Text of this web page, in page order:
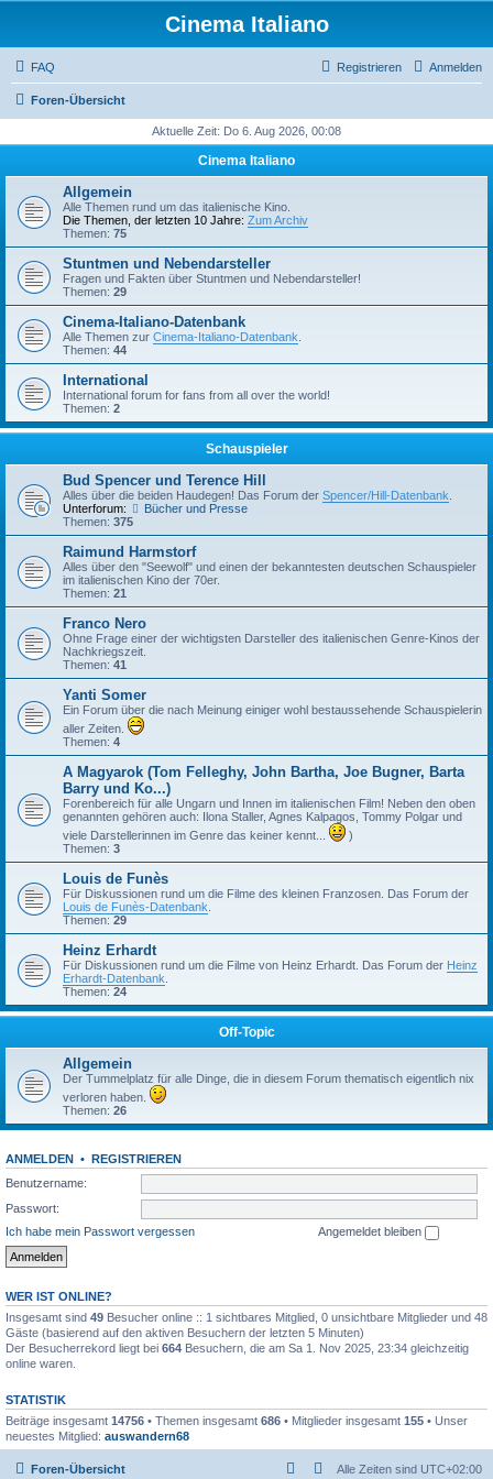
Cinema Italiano
FAQ Anmelden
Registrieren
Foren-Übersicht
Aktuelle Zeit: Do 6. Aug 2026, 00:08
Cinema Italiano
Allgemein
Alle Themen rund um das italienische Kino.
Die Themen, der letzten 10 Jahre: Zum Archiv
Themen: 75
Stuntmen und Nebendarsteller
Fragen und Fakten über Stuntmen und Nebendarsteller!
Themen: 29
Cinema-Italiano-Datenbank
Alle Themen zur Cinema-Italiano-Datenbank
Themen: 44
International
International forum for fans from all over the world!
Themen: 2
Schauspieler
Bud Spencer und Terence Hill
Alles über die beiden Haudegen! Das Forum der Spencer/Hill-Datenbank
Unterforum:
Bücher und Presse
Themen: 375
Raimund Harmstorf
Alles über den "Seewolf" und einen der bekanntesten deutschen Schauspieler
im italienischen Kino der 70er.
Themen: 21
Franco Nero
Ohne Frage einer der wichtigsten Darsteller des italienischen Genre-Kinos der
Nachkriegszeit.
Themen: 41
Yanti Somer
Ein Forum über die nach Meinung einiger wohl bestaussehende Schauspielerin
aller Zeiten.
Themen: 4
A Magyarok (Tom Felleghy, John Bartha, Joe Bugner, Barta
Barry und Ko...)
Forenbereich für alle Ungarn und Innen im italienischen Film! Neben den oben
genannten gehören auch: Ilona Staller, Agnes Kalpagos, Tommy Polgar und
viele Darstellerinnen im Genre das keiner kennt...
)
Themen: 3
Louis de Funès
Für Diskussionen rund um die Filme des kleinen Franzosen. Das Forum der
Louis de Funès-Datenbank
Themen: 29
Heinz Erhardt
Für Diskussionen rund um die Filme von Heinz Erhardt. Das Forum der Heinz
Erhardt-Datenbank
Themen: 24
Off-Topic
Allgemein
Der Tummelplatz für alle Dinge, die in diesem Forum thematisch eigentlich nix
verloren haben.
Themen: 26
ANMELDEN • REGISTRIEREN
Benutzername:
Passwort:
Ich habe mein Passwort vergessen
Angemeldet bleiben
WER IST ONLINE?
Insgesamt sind 49 Besucher online :: 1 sichtbares Mitglied, 0 unsichtbare Mitglieder und 48
Gäste (basierend auf den aktiven Besuchern der letzten 5 Minuten)
Der Besucherrekord liegt bei 664 Besuchern, die am Sa 1. Nov 2025, 23:34 gleichzeitig
online waren.
STATISTIK
Beiträge insgesamt 14756 • Themen insgesamt 686 • Mitglieder insgesamt 155 • Unser
neuestes Mitglied: auswandern68
Foren-Übersicht Alle Zeiten sind UTC+02:00